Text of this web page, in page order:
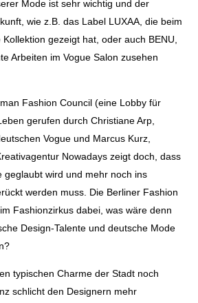
Mode ist sehr wichtig und der
wie z.B. das Label LUXAA, die beim
gezeigt hat, oder auch BENU,
Arbeiten im Vogue Salon zusehen
Fashion Council (eine Lobby für
gerufen durch Christiane Arp,
Vogue und Marcus Kurz,
Nowadays zeigt doch, dass
geglaubt wird und mehr noch ins
werden muss. Die Berliner Fashion
Fashionzirkus dabei, was wäre denn
Design-Talente und deutsche Mode
typischen Charme der Stadt noch
schlicht den Designern mehr